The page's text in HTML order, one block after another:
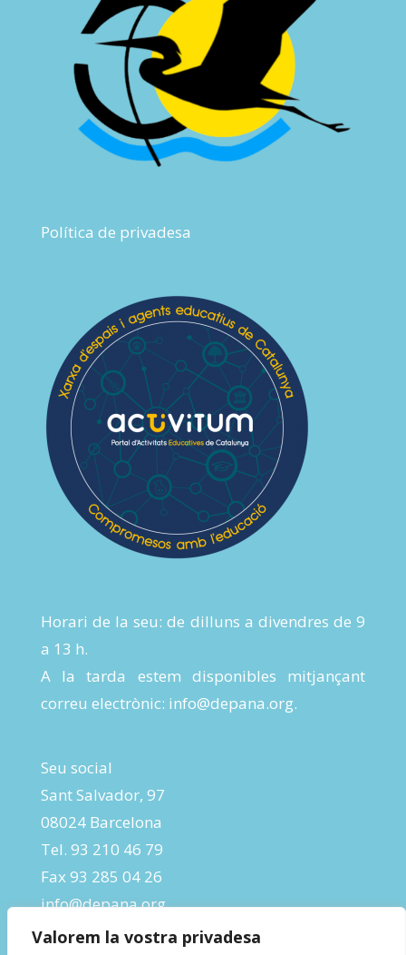
Valorem la vostra privadesa
Política de privadesa
Horari de la seu: de dilluns a divendres de 9
a 13 h.
A la tarda estem disponibles mitjançant
correu electrònic: info@depana.org.
Seu social
Sant Salvador, 97
08024 Barcelona
Tel. 93 210 46 79
Fax 93 285 04 26
info@depana.org